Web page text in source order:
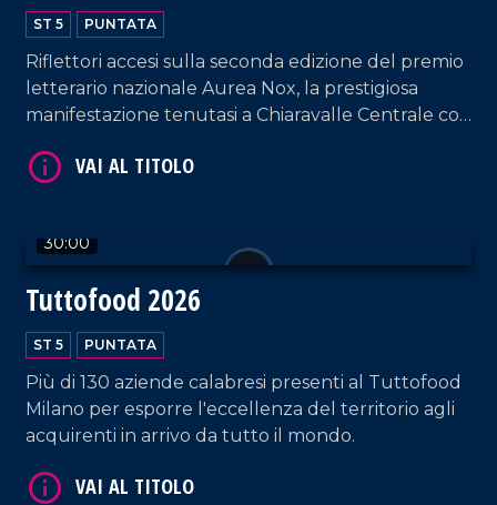
ST 5 PUNTATA
Riflettori accesi sulla seconda edizione del premio
letterario nazionale Aurea Nox, la prestigiosa
manifestazione tenutasi a Chiaravalle Centrale con
Consulta della Cultura.
30:00
Tuttofood 2026
ST 5 PUNTATA
Più di 130 aziende calabresi presenti al Tuttofood
Milano per esporre l'eccellenza del territorio agli
acquirenti in arrivo da tutto il mondo.
VAI AL TITOLO